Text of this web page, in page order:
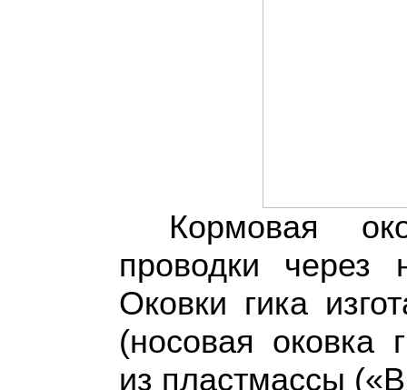
Кормовая
проводки через
Оковки гика
(носовая оковка
из пластмассы